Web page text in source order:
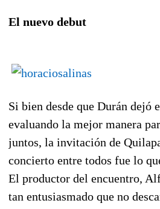
El nuevo debut
Si bien desde que Durán dejó
evaluando la mejor manera
juntos, la invitación de
concierto entre todos fue lo
El productor del encuentro,
tan entusiasmado que no